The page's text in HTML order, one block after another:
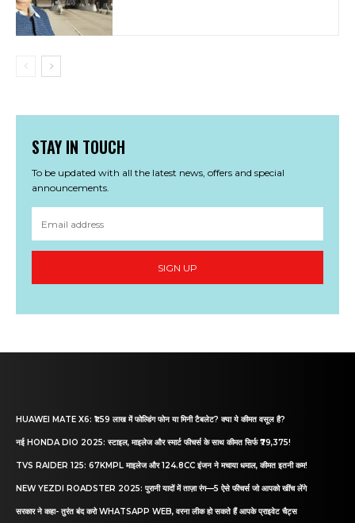
STAY IN TOUCH
To be updated with all the latest news, offers and special
announcements.
SIGN UP
HUAWEI MATE X6: ₹1.59 लाख में फोल्डिंग फोन या मिनी टैबलेट? क्या ये कीमत वसूल है?
नई HONDA DIO 2025: स्टाइल, माइलेज और स्मार्ट फीचर्स के साथ कीमत सिर्फ ₹79,375!
TVS RAIDER 125: 67KMPL माइलेज और 124.8CC इंजन ने मचाया धमाल, कीमत इतनी कम!
NEW YEZDI ROADSTER 2025: पुरानी यादों में ताज़ा रंग—5 ऐसे फीचर्स जो आपको खींच लेंगे
सरकार ने कहा- तुरंत बंद करो WHATSAPP WEB, वरना लीक हो सकते हैं आपके प्राइवेट चैट्स